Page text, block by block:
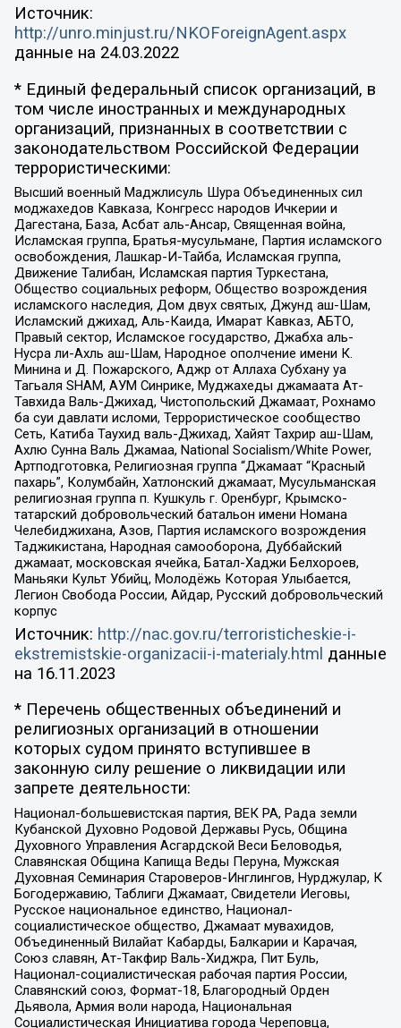
Источник:
http://unro.minjust.ru/NKOForeignAgent.aspx
данные на 24.03.2022
* Единый федеральный список организаций, в
том числе иностранных и международных
организаций, признанных в соответствии с
законодательством Российской Федерации
террористическими:
Высший военный Маджлисуль Шура Объединенных сил
моджахедов Кавказа, Конгресс народов Ичкерии и
Дагестана, База, Асбат аль-Ансар, Священная война,
Исламская группа, Братья-мусульмане, Партия исламского
освобождения, Лашкар-И-Тайба, Исламская группа,
Движение Талибан, Исламская партия Туркестана,
Общество социальных реформ, Общество возрождения
исламского наследия, Дом двух святых, Джунд аш-Шам,
Исламский джихад, Аль-Каида, Имарат Кавказ, АБТО,
Правый сектор, Исламское государство, Джабха аль-
Нусра ли-Ахль аш-Шам, Народное ополчение имени К.
Минина и Д. Пожарского, Аджр от Аллаха Субхану уа
Тагьаля SHAM, АУМ Синрике, Муджахеды джамаата Ат-
Тавхида Валь-Джихад, Чистопольский Джамаат, Рохнамо
ба суи давлати исломи, Террористическое сообщество
Сеть, Катиба Таухид валь-Джихад, Хайят Тахрир аш-Шам,
Ахлю Сунна Валь Джамаа, National Socialism/White Power,
Артподготовка, Религиозная группа “Джамаат “Красный
пахарь”, Колумбайн, Хатлонский джамаат, Мусульманская
религиозная группа п. Кушкуль г. Оренбург, Крымско-
татарский добровольческий батальон имени Номана
Челебиджихана, Азов, Партия исламского возрождения
Таджикистана, Народная самооборона, Дуббайский
джамаат, московская ячейка, Батал-Хаджи Белхороев,
Маньяки Культ Убийц, Молодёжь Которая Улыбается,
Легион Свобода России, Айдар, Русский добровольческий
корпус
Источник: http://nac.gov.ru/terroristicheskie-i-
ekstremistskie-organizacii-i-materialy.html данные
на 16.11.2023
* Перечень общественных объединений и
религиозных организаций в отношении
которых судом принято вступившее в
законную силу решение о ликвидации или
запрете деятельности:
Национал-большевистская партия, ВЕК РА, Рада земли
Кубанской Духовно Родовой Державы Русь, Община
Духовного Управления Асгардской Веси Беловодья,
Славянская Община Капища Веды Перуна, Мужская
Духовная Семинария Староверов-Инглингов, Нурджулар, К
Богодержавию, Таблиги Джамаат, Свидетели Иеговы,
Русское национальное единство, Национал-
социалистическое общество, Джамаат мувахидов,
Объединенный Вилайат Кабарды, Балкарии и Карачая,
Союз славян, Ат-Такфир Валь-Хиджра, Пит Буль,
Национал-социалистическая рабочая партия России,
Славянский союз, Формат-18, Благородный Орден
Дьявола, Армия воли народа, Национальная
Социалистическая Инициатива города Череповца,